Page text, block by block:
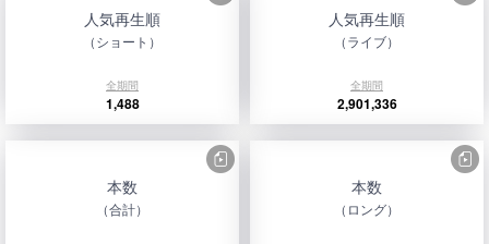
人気再生順
（ショート）
全期間
1,488
人気再生順
（ライブ）
全期間
2,901,336
本数
（合計）
本数
（ロング）